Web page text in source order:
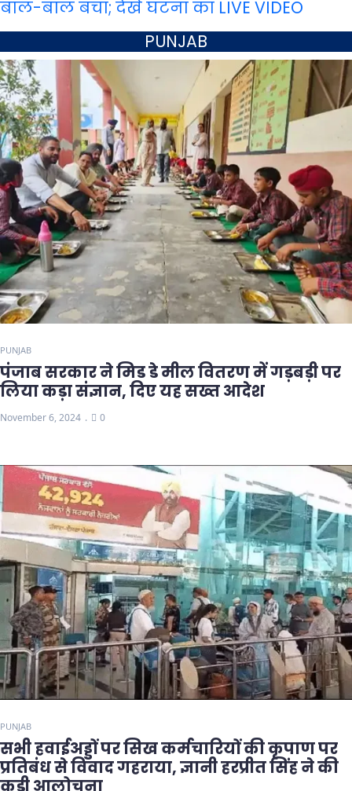
बाल-बाल बचा; देखें घटना का LIVE VIDEO
PUNJAB
PUNJAB
पंजाब सरकार ने मिड डे मील वितरण में गड़बड़ी पर
लिया कड़ा संज्ञान, दिए यह सख्त आदेश
November 6, 2024 0
PUNJAB
सभी हवाईअड्डों पर सिख कर्मचारियों की कृपाण पर
प्रतिबंध से विवाद गहराया, ज्ञानी हरप्रीत सिंह ने की
कड़ी आलोचना